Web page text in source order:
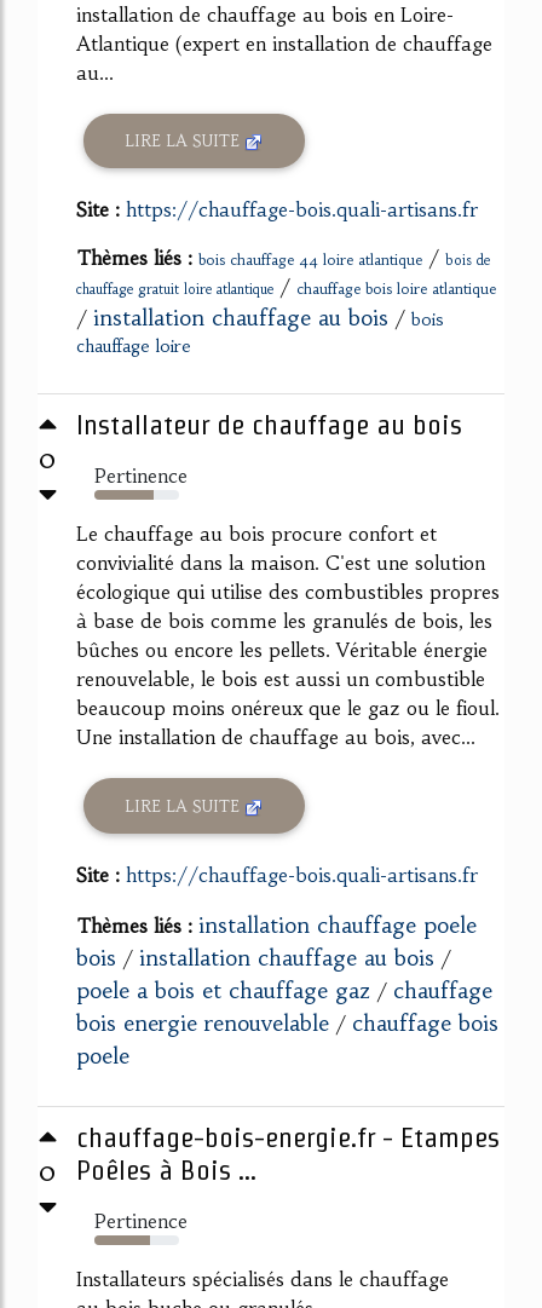
installation de chauffage au bois en Loire-
Atlantique (expert en installation de chauffage
au...
LIRE LA SUITE
Site : https://chauffage-bois.quali-artisans.fr
Thèmes liés : bois chauffage 44 loire atlantique / bois de
chauffage gratuit loire atlantique / chauffage bois loire atlantique
/ installation chauffage au bois / bois
chauffage loire
0
Installateur de chauffage au bois
Pertinence
70%
Le chauffage au bois procure confort et
convivialité dans la maison. C'est une solution
écologique qui utilise des combustibles propres
à base de bois comme les granulés de bois, les
bûches ou encore les pellets. Véritable énergie
renouvelable, le bois est aussi un combustible
beaucoup moins onéreux que le gaz ou le fioul.
Une installation de chauffage au bois, avec...
LIRE LA SUITE
Site : https://chauffage-bois.quali-artisans.fr
Thèmes liés : installation chauffage poele
bois / installation chauffage au bois /
poele a bois et chauffage gaz / chauffage
bois energie renouvelable / chauffage bois
poele
0
chauffage-bois-energie.fr - Etampes
Poêles à Bois ...
Pertinence
65%
Installateurs spécialisés dans le chauffage